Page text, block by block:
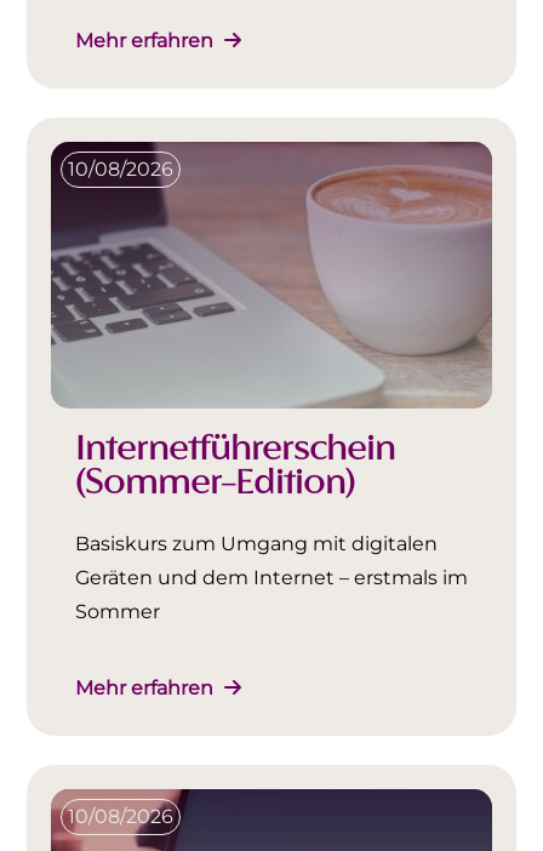
Mehr erfahren
10/08/2026
Internetführerschein
(Sommer-Edition)
Basiskurs zum Umgang mit digitalen
Geräten und dem Internet – erstmals im
Sommer
Mehr erfahren
10/08/2026